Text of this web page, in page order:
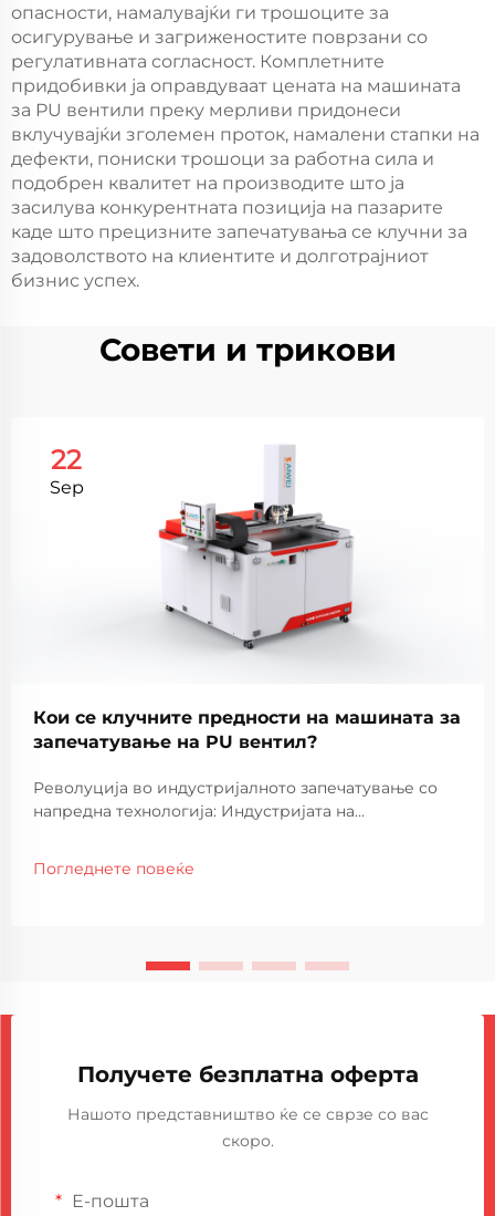
опасности, намалувајќи ги трошоците за
осигурување и загриженостите поврзани со
регулативната согласност. Комплетните
придобивки ја оправдуваат цената на машината
за PU вентили преку мерливи придонеси
вклучувајќи зголемен проток, намалени стапки на
дефекти, пониски трошоци за работна сила и
подобрен квалитет на производите што ја
засилува конкурентната позиција на пазарите
каде што прецизните запечатувања се клучни за
задоволството на клиентите и долготрајниот
бизнис успех.
Совети и трикови
22
Sep
Кои се клучните предности на машината за
запечатување на PU вентил?
Револуција во индустријалното запечатување со
напредна технологија: Индустријата на
во технологијата за запечатување, при што
машината за запечатување со PU внатрешно
Погледнете повеќе
Получете безплатна оферта
Нашото представништво ќе се сврзе со вас
скоро.
Е-пошта